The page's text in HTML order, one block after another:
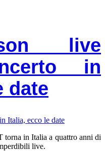
live
in
date
in Italia a quattro anni di
live.